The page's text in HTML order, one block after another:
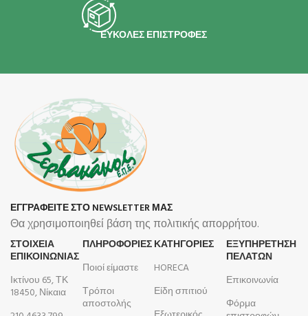
ΕΥΚΟΛΕΣ ΕΠΙΣΤΡΟΦΕΣ
ΕΓΓΡΑΦΕΙΤΕ ΣΤΟ NEWSLETTER ΜΑΣ
Θα χρησιμοποιηθεί βάση της πολιτικής απορρήτου.
ΣΤΟΙΧΕΙΑ
ΕΠΙΚΟΙΝΩΝΙΑΣ
Ικτίνου 65, ΤΚ
18450, Νίκαια
ΠΛΗΡΟΦΟΡΊΕΣ
Ποιοί είμαστε
Τρόποι
αποστολής
ΚΑΤΗΓΟΡΙΕΣ
HORECA
Είδη σπιτιού
ΕΞΥΠΗΡΕΤΗΣΗ
ΠΕΛΑΤΩΝ
Επικοινωνία
Φόρμα